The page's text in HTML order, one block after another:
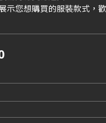
示您想購買的服裝款式，